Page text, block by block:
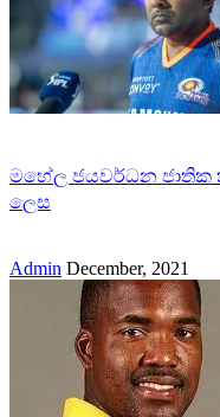
මහේල ජයවර්ධන
ලෙස
Admin December, 2021